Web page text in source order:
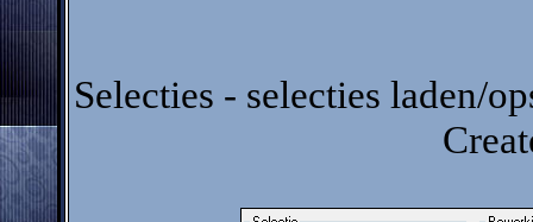
Selecties - selecties laden/